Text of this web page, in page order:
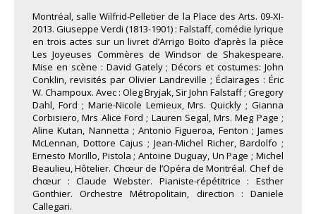
Montréal, salle Wilfrid-Pelletier de la Place des Arts. 09-XI-
2013. Giuseppe Verdi (1813-1901) : Falstaff, comédie lyrique
en trois actes sur un livret d’Arrigo Boïto d’après la pièce
Les Joyeuses Commères de Windsor de Shakespeare.
Mise en scène : David Gately ; Décors et costumes: John
Conklin, revisités par Olivier Landreville ; Éclairages : Éric
W. Champoux. Avec : Oleg Bryjak, Sir John Falstaff ; Gregory
Dahl, Ford ; Marie-Nicole Lemieux, Mrs. Quickly ; Gianna
Corbisiero, Mrs Alice Ford ; Lauren Segal, Mrs. Meg Page ;
Aline Kutan, Nannetta ; Antonio Figueroa, Fenton ; James
McLennan, Dottore Cajus ; Jean-Michel Richer, Bardolfo ;
Ernesto Morillo, Pistola ; Antoine Duguay, Un Page ; Michel
Beaulieu, Hôtelier. Chœur de l’Opéra de Montréal. Chef de
chœur : Claude Webster. Pianiste-répétitrice : Esther
Gonthier. Orchestre Métropolitain, direction : Daniele
Callegari.